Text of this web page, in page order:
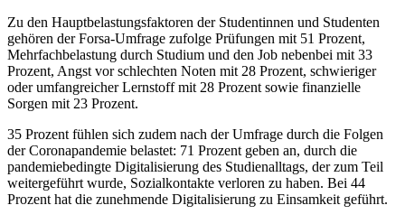
Zu den Hauptbelastungsfaktoren der Studentinnen und Studenten
gehören der Forsa-Umfrage zufolge Prü­fungen mit 51 Prozent,
Mehrfachbelastung durch Studium und den Job nebenbei mit 33
Prozent, Angst vor schlechten Noten mit 28 Prozent, schwieriger
oder umfangreicher Lernstoff mit 28 Prozent sowie finanzielle
Sorgen mit 23 Prozent.
35 Prozent fühlen sich zudem nach der Umfrage durch die Folgen
der Coronapandemie belastet: 71 Prozent geben an, durch die
pandemiebedingte Digitalisierung des Studienalltags, der zum Teil
weitergeführt wurde, Sozialkontakte verloren zu haben. Bei 44
Prozent hat die zunehmende Digitalisierung zu Einsamkeit geführt.